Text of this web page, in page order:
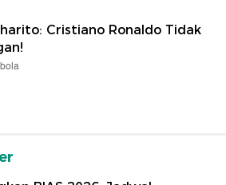
Cristiano Ronaldo Tidak